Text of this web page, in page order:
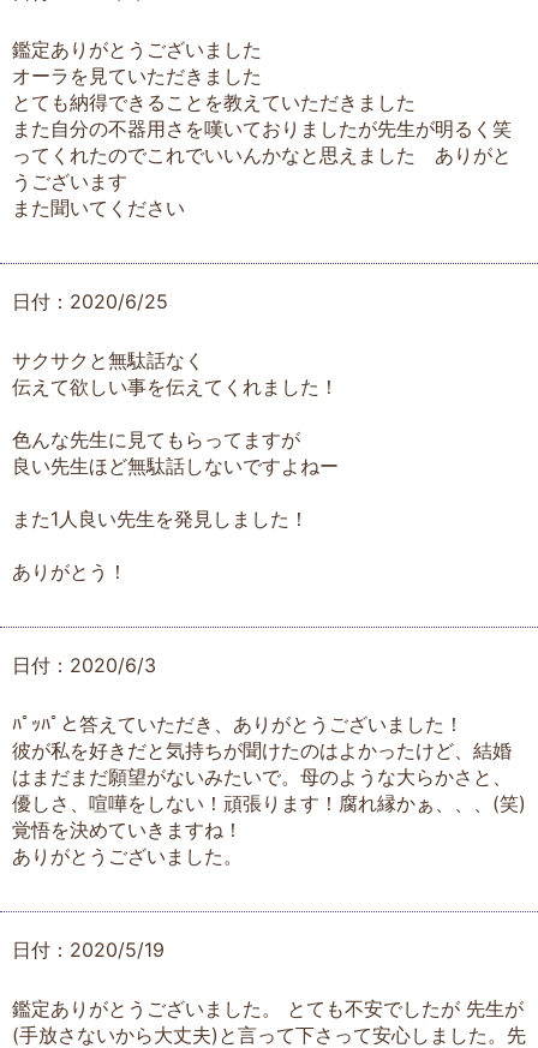
鑑定ありがとうございました
オーラを見ていただきました
とても納得できることを教えていただきました
また自分の不器用さを嘆いておりましたが先生が明るく笑
ってくれたのでこれでいいんかなと思えました ありがと
うございます
また聞いてください
日付：2020/6/25
サクサクと無駄話なく
伝えて欲しい事を伝えてくれました！
色んな先生に見てもらってますが
良い先生ほど無駄話しないですよねー
また1人良い先生を発見しました！
ありがとう！
日付：2020/6/3
ﾊﾟｯﾊﾟと答えていただき、ありがとうございました！
彼が私を好きだと気持ちが聞けたのはよかったけど、結婚
はまだまだ願望がないみたいで。母のような大らかさと、
優しさ、喧嘩をしない！頑張ります！腐れ縁かぁ、、、(笑)
覚悟を決めていきますね！
ありがとうございました。
日付：2020/5/19
鑑定ありがとうございました。 とても不安でしたが 先生が
(手放さないから大丈夫)と言って下さって安心しました。先